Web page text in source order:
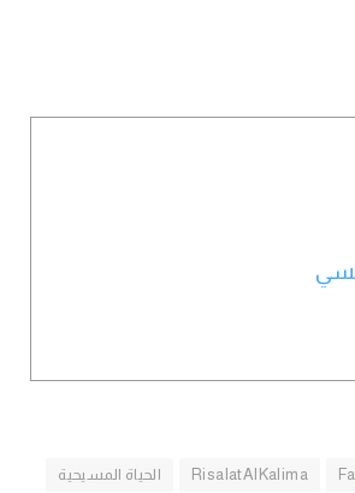
RisalatAlKalima الحياة المسيحية